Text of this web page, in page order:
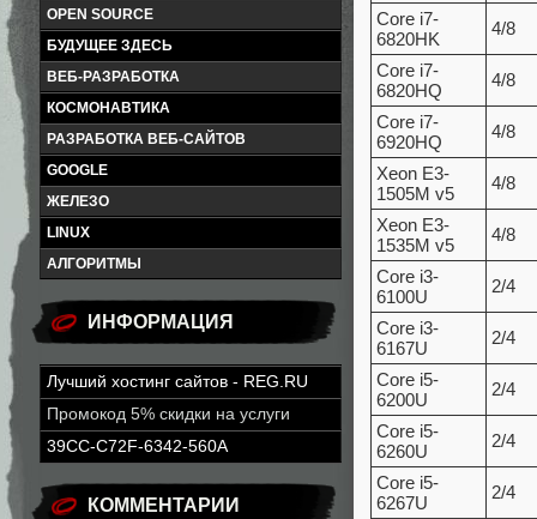
OPEN SOURCE
БУДУЩЕЕ ЗДЕСЬ
ВЕБ-РАЗРАБОТКА
КОСМОНАВТИКА
РАЗРАБОТКА ВЕБ-САЙТОВ
GOOGLE
ЖЕЛЕЗО
LINUX
АЛГОРИТМЫ
ИНФОРМАЦИЯ
Лучший хостинг сайтов - REG.RU
Промокод 5% скидки на услуги
39CC-C72F-6342-560A
КОММЕНТАРИИ
Core i7-
6820HK
4/8
Core i7-
6820HQ
4/8
Core i7-
6920HQ
4/8
Xeon E3-
1505M v5
4/8
Xeon E3-
1535M v5
4/8
Core i3-
6100U
2/4
Core i3-
6167U
2/4
Core i5-
6200U
2/4
Core i5-
6260U
2/4
Core i5-
6267U
2/4